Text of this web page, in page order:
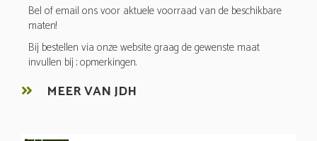
Bel of email ons voor aktuele voorraad van de beschikbare
maten!
Bij bestellen via onze website graag de gewenste maat
invullen bij ; opmerkingen.
MEER VAN JDH